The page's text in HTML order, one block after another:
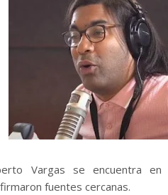
Vargas se encuentra
fuentes cercanas.